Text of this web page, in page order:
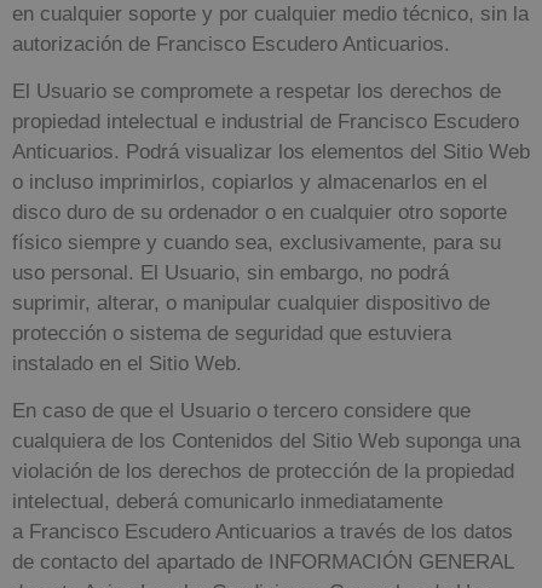
en cualquier soporte y por cualquier medio técnico, sin la
autorización de Francisco Escudero Anticuarios.
El Usuario se compromete a respetar los derechos de
propiedad intelectual e industrial de Francisco Escudero
Anticuarios. Podrá visualizar los elementos del Sitio Web
o incluso imprimirlos, copiarlos y almacenarlos en el
disco duro de su ordenador o en cualquier otro soporte
físico siempre y cuando sea, exclusivamente, para su
uso personal. El Usuario, sin embargo, no podrá
suprimir, alterar, o manipular cualquier dispositivo de
protección o sistema de seguridad que estuviera
instalado en el Sitio Web.
En caso de que el Usuario o tercero considere que
cualquiera de los Contenidos del Sitio Web suponga una
violación de los derechos de protección de la propiedad
intelectual, deberá comunicarlo inmediatamente
a Francisco Escudero Anticuarios a través de los datos
de contacto del apartado de INFORMACIÓN GENERAL